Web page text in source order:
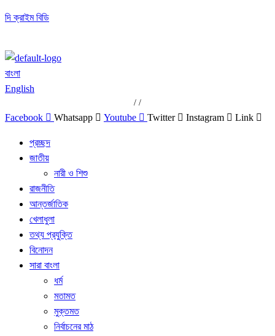
দি ক্রাইম বিডি
বাংলা
English
/ /
Facebook Whatsapp Youtube Twitter Instagram Link
প্রচ্ছদ
জাতীয়
নারী ও শিশু
রাজনীতি
আন্তর্জাতিক
খেলাধুলা
তথ্য প্রযুক্তি
বিনোদন
সারা বাংলা
ধর্ম
মতামত
মুক্তমত
নির্বাচনের মাঠ